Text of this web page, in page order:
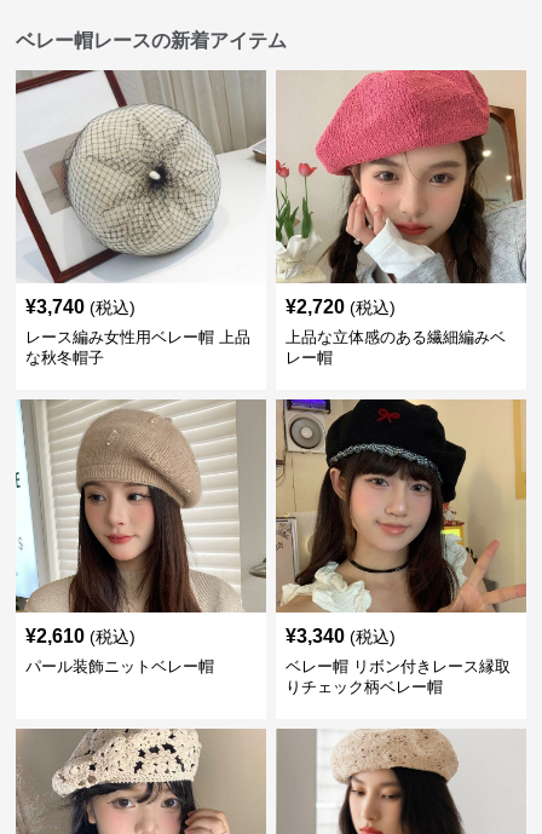
ベレー帽レースの新着アイテム
¥3,740 (税込)
レース編み女性用ベレー帽 上品
な秋冬帽子
¥2,720 (税込)
上品な立体感のある繊細編みベ
レー帽
¥2,610 (税込)
パール装飾ニットベレー帽
¥3,340 (税込)
ベレー帽 リボン付きレース縁取
りチェック柄ベレー帽